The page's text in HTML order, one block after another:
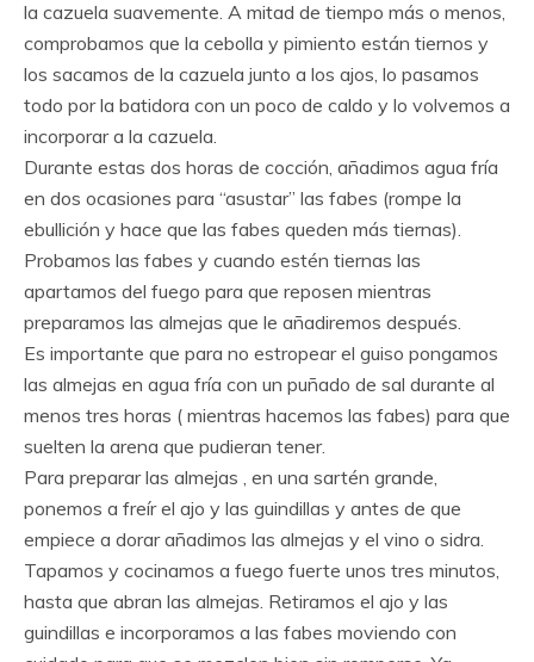
la cazuela suavemente. A mitad de tiempo más o menos,
comprobamos que la cebolla y pimiento están tiernos y
los sacamos de la cazuela junto a los ajos, lo pasamos
todo por la batidora con un poco de caldo y lo volvemos a
incorporar a la cazuela.
Durante estas dos horas de cocción, añadimos agua fría
en dos ocasiones para “asustar” las fabes (rompe la
ebullición y hace que las fabes queden más tiernas).
Probamos las fabes y cuando estén tiernas las
apartamos del fuego para que reposen mientras
preparamos las almejas que le añadiremos después.
Es importante que para no estropear el guiso pongamos
las almejas en agua fría con un puñado de sal durante al
menos tres horas ( mientras hacemos las fabes) para que
suelten la arena que pudieran tener.
Para preparar las almejas , en una sartén grande,
ponemos a freír el ajo y las guindillas y antes de que
empiece a dorar añadimos las almejas y el vino o sidra.
Tapamos y cocinamos a fuego fuerte unos tres minutos,
hasta que abran las almejas. Retiramos el ajo y las
guindillas e incorporamos a las fabes moviendo con